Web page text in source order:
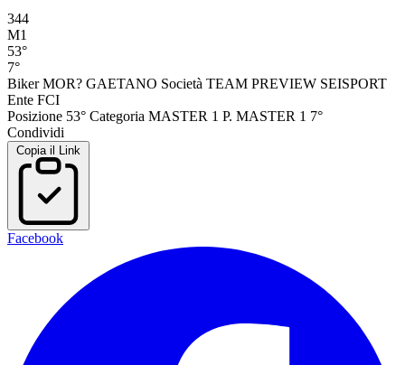
344
M1
53°
7°
Biker MOR? GAETANO Società TEAM PREVIEW SEISPORT
Ente FCI
Posizione 53° Categoria MASTER 1 P. MASTER 1 7°
Condividi
Copia il Link
Facebook